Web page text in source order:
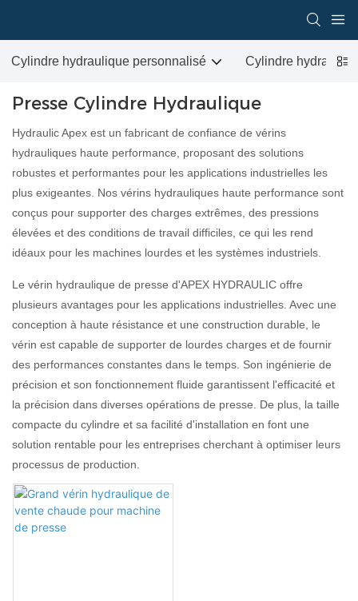
Cylindre hydraulique personnalisé Cylindre
Presse Cylindre Hydraulique
Hydraulic Apex est un fabricant de confiance de vérins
hydrauliques haute performance, proposant des solutions
robustes et performantes pour les applications industrielles les
plus exigeantes. Nos vérins hydrauliques haute performance sont
conçus pour supporter des charges extrêmes, des pressions
élevées et des conditions de travail difficiles, ce qui les rend
idéaux pour les machines lourdes et les systèmes industriels.
Le vérin hydraulique de presse d'APEX HYDRAULIC offre
plusieurs avantages pour les applications industrielles. Avec une
conception à haute résistance et une construction durable, le
vérin est capable de supporter de lourdes charges et de fournir
des performances constantes dans le temps. Son ingénierie de
précision et son fonctionnement fluide garantissent l'efficacité et
la précision dans diverses opérations de presse. De plus, la taille
compacte du cylindre et sa facilité d'installation en font une
solution rentable pour les entreprises cherchant à optimiser leurs
processus de production.